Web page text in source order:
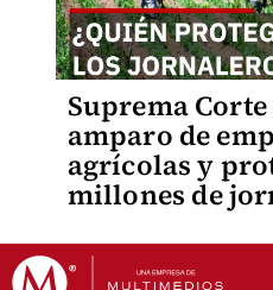
Suprema
amparo de
agrícolas y
millones de